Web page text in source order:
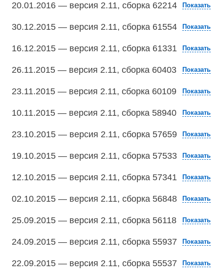
20.01.2016 — версия 2.11, сборка 62214 Показать
30.12.2015 — версия 2.11, сборка 61554 Показать
16.12.2015 — версия 2.11, сборка 61331 Показать
26.11.2015 — версия 2.11, сборка 60403 Показать
23.11.2015 — версия 2.11, сборка 60109 Показать
10.11.2015 — версия 2.11, сборка 58940 Показать
23.10.2015 — версия 2.11, сборка 57659 Показать
19.10.2015 — версия 2.11, сборка 57533 Показать
12.10.2015 — версия 2.11, сборка 57341 Показать
02.10.2015 — версия 2.11, сборка 56848 Показать
25.09.2015 — версия 2.11, сборка 56118 Показать
24.09.2015 — версия 2.11, сборка 55937 Показать
22.09.2015 — версия 2.11, сборка 55537 Показать